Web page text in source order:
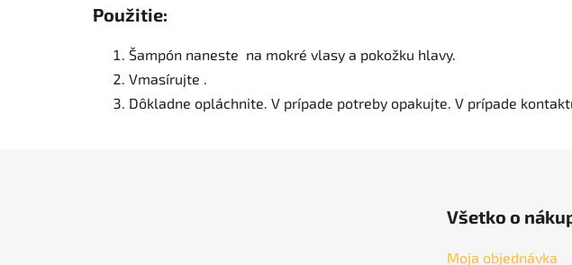
Použitie:
Šampón naneste na mokré vlasy a pokožku hlavy.
Vmasírujte .
Dôkladne opláchnite. V prípade potreby opakujte. V prípade
Všetko o
Moja objednávka